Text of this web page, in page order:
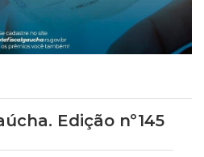
Edição nº145